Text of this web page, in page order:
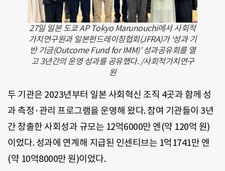
27일 일본 도쿄 AP Tokyo Marunouchi에서 사회적
가치연구원과 일본펀드레이징협회(JFRA)가 ‘성과 기
반 기금(Outcome Fund for IMM)’ 성과공유회를 열
고 3년간의 운영 성과를 공유했다. /사회적가치연구
원
두 기관은 2023년부터 일본 사회혁신 조직 4곳과 함께 성
과 측정·관리 프로그램을 운영해 왔다. 참여 기관들이 3년
간 창출한 사회성과 규모는 12억6000만 엔(약 120억 원)
이었다. 성과에 연계해 지급된 인센티브는 1억1741만 엔
(약 10억8000만 원)이었다.